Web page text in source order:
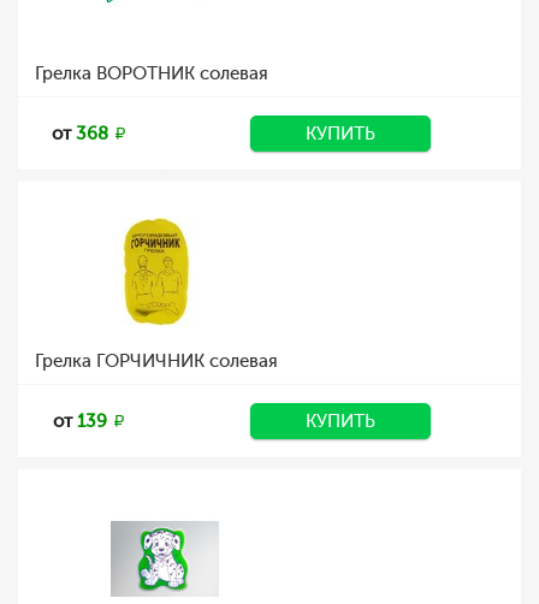
Грелка ВОРОТНИК солевая
от368 КУПИТЬ
Грелка ГОРЧИЧНИК солевая
от139 КУПИТЬ